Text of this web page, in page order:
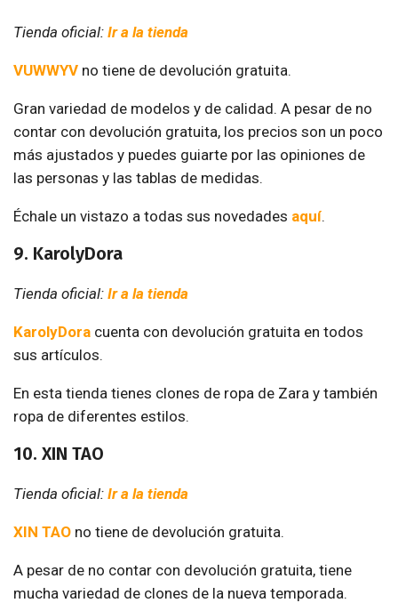
Tienda oficial: Ir a la tienda
VUWWYV no tiene de devolución gratuita.
Gran variedad de modelos y de calidad. A pesar de no
contar con devolución gratuita, los precios son un poco
más ajustados y puedes guiarte por las opiniones de
las personas y las tablas de medidas.
Échale un vistazo a todas sus novedades aquí.
9. KarolyDora
Tienda oficial: Ir a la tienda
KarolyDora cuenta con devolución gratuita en todos
sus artículos.
En esta tienda tienes clones de ropa de Zara y también
ropa de diferentes estilos.
10. XIN TAO
Tienda oficial: Ir a la tienda
XIN TAO no tiene de devolución gratuita.
A pesar de no contar con devolución gratuita, tiene
mucha variedad de clones de la nueva temporada.